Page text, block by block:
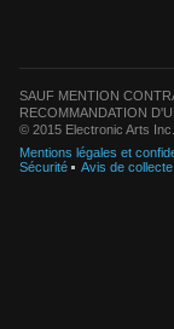
SAUF MENTION
RECOMMANDATION
© 2015 Electronic Arts
Mentions légales et
Sécurité
Avis de collecte